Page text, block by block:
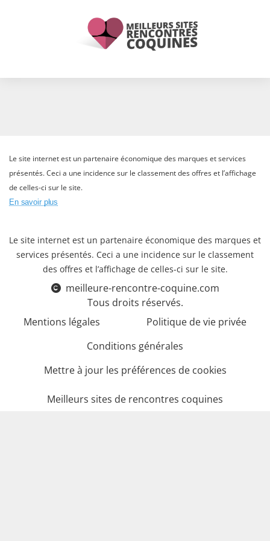
Le site internet est un partenaire économique des marques et services
présentés. Ceci a une incidence sur le classement des offres et l’affichage
de celles-ci sur le site.
En savoir plus
Le site internet est un partenaire économique des marques et
services présentés. Ceci a une incidence sur le classement
des offres et l’affichage de celles-ci sur le site.
meilleure-rencontre-coquine.com
Tous droits réservés.
Mentions légales
Politique de vie privée
Conditions générales
Mettre à jour les préférences de cookies
Meilleurs sites de rencontres coquines